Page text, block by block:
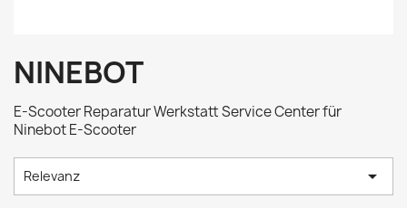
NINEBOT
E-Scooter Reparatur Werkstatt Service Center für
Ninebot E-Scooter
Relevanz 